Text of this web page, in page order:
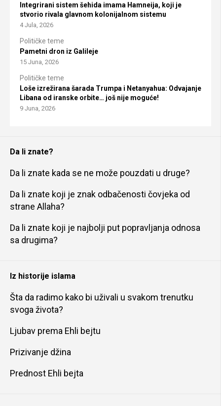
Integrirani sistem šehida imama Hamneija, koji je
stvorio rivala glavnom kolonijalnom sistemu
4 Jula, 2026
Političke teme
Pametni dron iz Galileje
15 Juna, 2026
Političke teme
Loše izrežirana šarada Trumpa i Netanyahua: Odvajanje
Libana od iranske orbite… još nije moguće!
9 Juna, 2026
Da li znate?
Da li znate kada se ne može pouzdati u druge?
Da li znate koji je znak odbačenosti čovjeka od
strane Allaha?
Da li znate koji je najbolji put popravljanja odnosa
sa drugima?
Iz historije islama
Šta da radimo kako bi uživali u svakom trenutku
svoga života?
Ljubav prema Ehli bejtu
Prizivanje džina
Prednost Ehli bejta